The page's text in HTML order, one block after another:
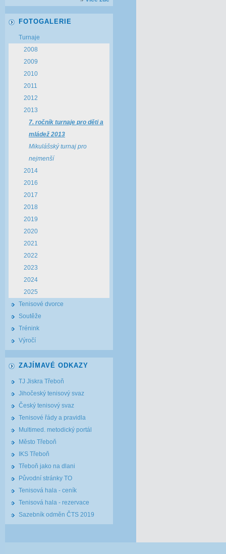
FOTOGALERIE
Turnaje
2008
2009
2010
2011
2012
2013
7. ročník turnaje pro děti a
mládež 2013
Mikulášský turnaj pro
nejmenší
2014
2016
2017
2018
2019
2020
2021
2022
2023
2024
2025
Tenisové dvorce
Soutěže
Trénink
Výročí
ZAJÍMAVÉ ODKAZY
TJ Jiskra Třeboň
Jihočeský tenisový svaz
Český tenisový svaz
Tenisové řády a pravidla
Multimed. metodický portál
Město Třeboň
IKS Třeboň
Třeboň jako na dlani
Původní stránky TO
Tenisová hala - ceník
Tenisová hala - rezervace
Sazebník odměn ČTS 2019